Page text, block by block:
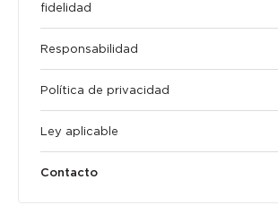
fidelidad
Responsabilidad
Política de privacidad
Ley aplicable
Contacto